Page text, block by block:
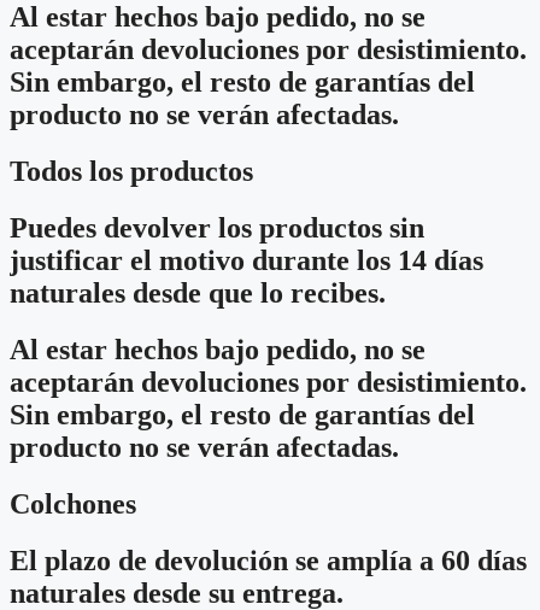
Al estar hechos bajo pedido, no se
aceptarán devoluciones por desistimiento.
Sin embargo, el resto de garantías del
producto no se verán afectadas.
Todos los productos
Puedes devolver los productos sin
justificar el motivo durante los 14 días
naturales desde que lo recibes.
Al estar hechos bajo pedido, no se
aceptarán devoluciones por desistimiento.
Sin embargo, el resto de garantías del
producto no se verán afectadas.
Colchones
El plazo de devolución se amplía a 60 días
naturales desde su entrega.